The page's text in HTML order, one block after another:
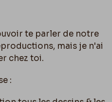
te parler de notre
mais je n'ai
chez toi.
: